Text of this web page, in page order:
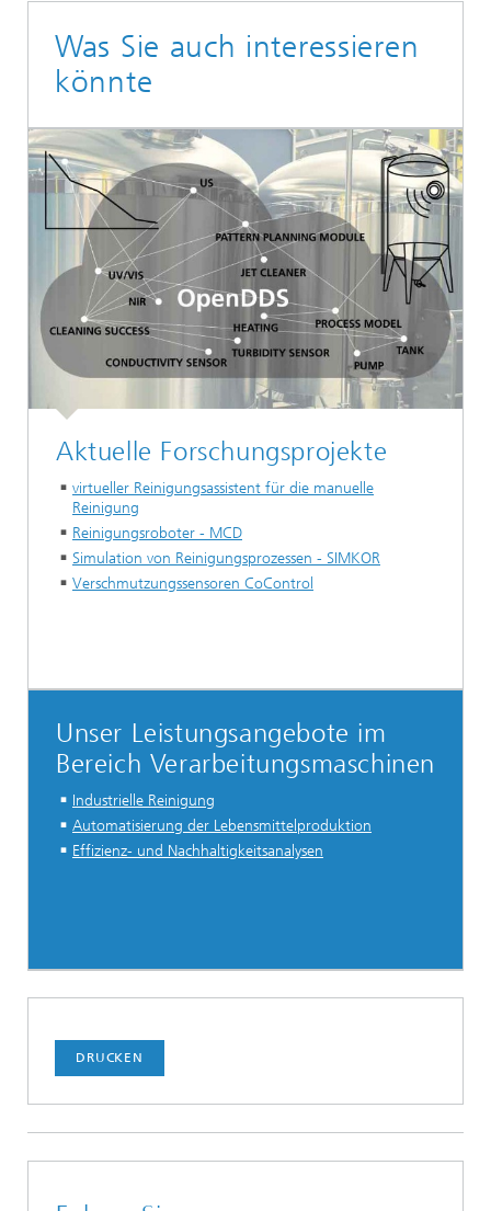
Was Sie auch interessieren
könnte
Aktuelle Forschungsprojekte
virtueller Reinigungsassistent für die manuelle
Reinigung
Reinigungsroboter - MCD
Simulation von Reinigungsprozessen - SIMKOR
Verschmutzungssensoren CoControl
Unser Leistungsangebote im
Bereich Verarbeitungsmaschinen
Industrielle Reinigung
Automatisierung der Lebensmittelproduktion
Effizienz- und Nachhaltigkeitsanalysen
DRUCKEN